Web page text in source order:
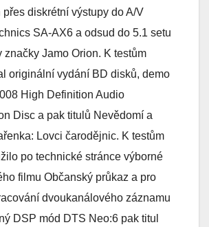
přes diskrétní výstupy do A/V
SA-AX6 a odsud do 5.1 setu
značky Jamo Orion. K testům
originální vydání BD disků, demo
High Definition Audio
Disc a pak titulů Nevědomí a
Lovci čarodějnic. K testům
po technické stránce výborné
filmu Občanský průkaz a pro
dvoukanálového záznamu
DSP mód DTS Neo:6 pak titul